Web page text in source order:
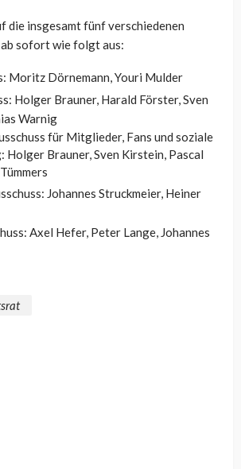
die insgesamt fünf verschiedenen
sofort wie folgt aus:
Moritz Dörnemann, Youri Mulder
Holger Brauner, Harald Förster, Sven
Warnig
für Mitglieder, Fans und soziale
Brauner, Sven Kirstein, Pascal
Johannes Struckmeier, Heiner
Axel Hefer, Peter Lange, Johannes